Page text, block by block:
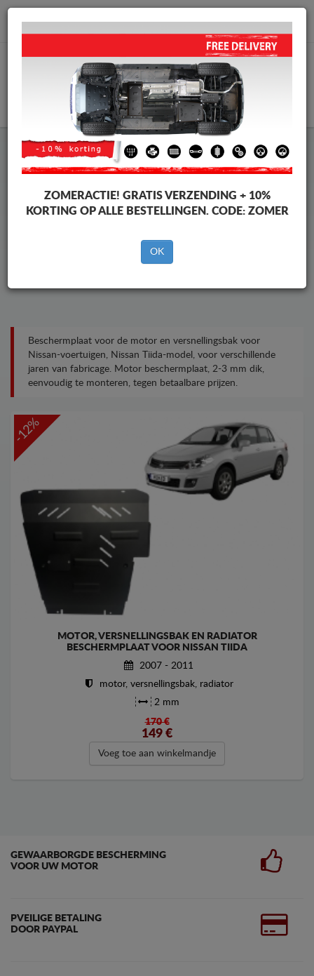
info@motorbeschermplaat.com
WINKELWAGEN
Beschermplaat Onder Auto
Nissan Tiida
Beschermplaat voor de motor en versnellingsbak voor
Nissan-voertuigen, Nissan Tiida-model, voor verschillende
jaren van fabricage. Motor beschermplaat, 2-3 mm dik,
eenvoudig te monteren, tegen betaalbare prijzen.
-12%
MOTOR, VERSNELLINGSBAK EN RADIATOR
BESCHERMPLAAT VOOR NISSAN TIIDA
2007 - 2011
motor, versnellingsbak, radiator
2 mm
170 €
149 €
Voeg toe aan winkelmandje
GEWAARBORGDE BESCHERMING
VOOR UW MOTOR
PVEILIGE BETALING
DOOR PAYPAL
ZOMERACTIE! GRATIS VERZENDING + 10%
KORTING OP ALLE BESTELLINGEN. CODE: ZOMER
OK